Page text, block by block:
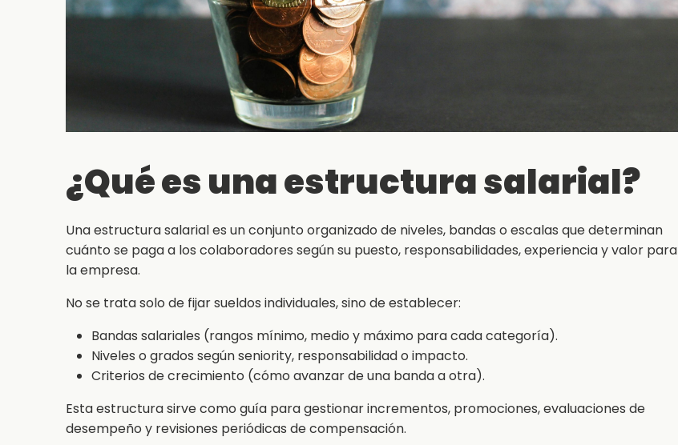
¿Qué es una estructura salarial?
Una estructura salarial es un conjunto organizado de niveles, bandas o escalas que determinan
cuánto se paga a los colaboradores según su puesto, responsabilidades, experiencia y valor para
la empresa.
No se trata solo de fijar sueldos individuales, sino de establecer:
Bandas salariales (rangos mínimo, medio y máximo para cada categoría).
Niveles o grados según seniority, responsabilidad o impacto.
Criterios de crecimiento (cómo avanzar de una banda a otra).
Esta estructura sirve como guía para gestionar incrementos, promociones, evaluaciones de
desempeño y revisiones periódicas de compensación.